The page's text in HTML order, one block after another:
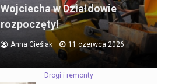
Wojciecha w Działdowie
rozpoczęty!
Anna Cieślak 11 czerwca 2026
Drogi i remonty